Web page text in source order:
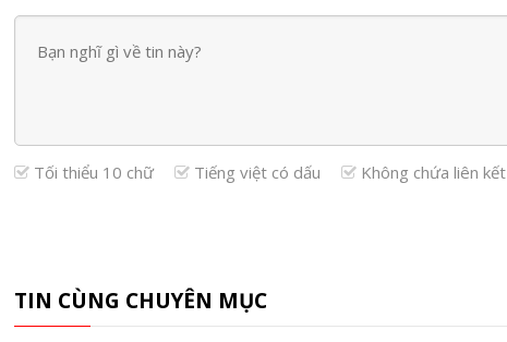
Tối thiểu 10 chữ Tiếng việt có dấu Không chứa liên kết
TIN CÙNG CHUYÊN MỤC